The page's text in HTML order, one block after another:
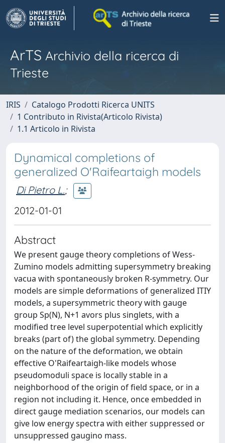
ArTS Archivio della ricerca di
Trieste
IRIS
Catalogo Prodotti Ricerca UNITS
1 Contributo in Rivista(Articolo Rivista)
1.1 Articolo in Rivista
Dynamical completions of
generalized O'Raifeartaigh models
Di Pietro L.;
2012-01-01
Abstract
We present gauge theory completions of Wess-
Zumino models admitting supersymmetry breaking
vacua with spontaneously broken R-symmetry. Our
models are simple deformations of generalized ITIY
models, a supersymmetric theory with gauge
group Sp(N), N+1 avors plus singlets, with a
modified tree level superpotential which explicitly
breaks (part of) the global symmetry. Depending
on the nature of the deformation, we obtain
effective O'Raifeartaigh-like models whose
pseudomoduli space is locally stable in a
neighborhood of the origin of field space, or in a
region not including it. Hence, once embedded in
direct gauge mediation scenarios, our models can
give low energy spectra with either suppressed or
unsuppressed gaugino mass.